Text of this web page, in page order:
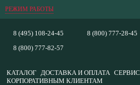
РЕЖИМ РАБОТЫ
8 (495) 108-24-45
8 (800) 777-82-57
8 (800) 777-28-45
КАТАЛОГ ДОСТАВКА И ОПЛАТА СЕРВИС
КОРПОРАТИВНЫМ КЛИЕНТАМ